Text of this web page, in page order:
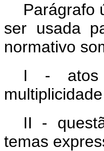
Parágrafo
ser usada
normativo
I - atos
II -
temas